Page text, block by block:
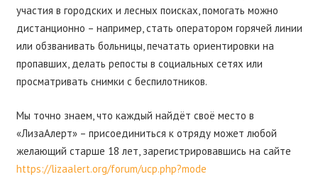
участия в городских и лесных поисках, помогать можно
дистанционно – например, стать оператором горячей линии
или обзванивать больницы, печатать ориентировки на
пропавших, делать репосты в социальных сетях или
просматривать снимки с беспилотников.
Мы точно знаем, что каждый найдёт своё место в
«ЛизаАлерт» – присоединиться к отряду может любой
желающий старше 18 лет, зарегистрировавшись на сайте
https://lizaalert.org/forum/ucp.php?mode